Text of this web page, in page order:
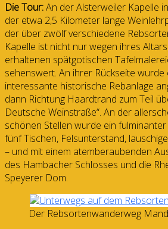
Die Tour:An der Alsterweiler Kapelle
der etwa 2,5 Kilometer lange
der über zwölf verschiedene
Kapelle ist nicht nur wegen ihres
erhaltenen spätgotischen
sehenswert. An ihrer Rückseite
interessante historische Rebanlage
dann Richtung Haardtrand zum Teil
Deutsche Weinstraße“. An der
schönen Stellen wurde ein
fünf Tischen, Felsunterstand,
– und mit einem atemberaubenden
des Hambacher Schlosses und die
Speyerer Dom.
Der Rebsortenwanderweg